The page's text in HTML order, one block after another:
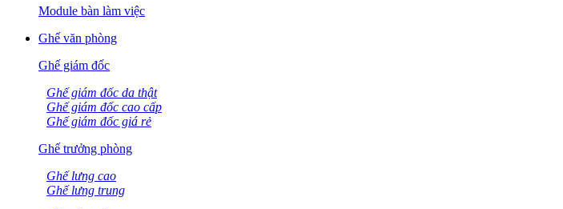
Module bàn làm việc
Ghế văn phòng
Ghế giám đốc
Ghế giám đốc da thật
Ghế giám đốc cao cấp
Ghế giám đốc giá rẻ
Ghế trưởng phòng
Ghế lưng cao
Ghế lưng trung